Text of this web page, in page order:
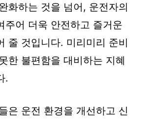
화하는 것을 넘어, 운전자의
주어 더욱 안전하고 즐거운
줄 것입니다. 미리미리 준비
한 불편함을 대비하는 지혜
.
은 운전 환경을 개선하고 신